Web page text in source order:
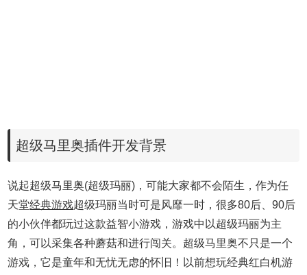
超级马里奥插件开发背景
说起超级马里奥(超级玛丽)，可能大家都不会陌生，作为任
天堂经典游戏超级玛丽当时可是风靡一时，很多80后、90后
的小伙伴都玩过这款益智小游戏，游戏中以超级玛丽为主
角，可以采集各种蘑菇和进行闯关。超级马里奥不只是一个
游戏，它是童年和无忧无虑的怀旧！以前想玩经典红白机游